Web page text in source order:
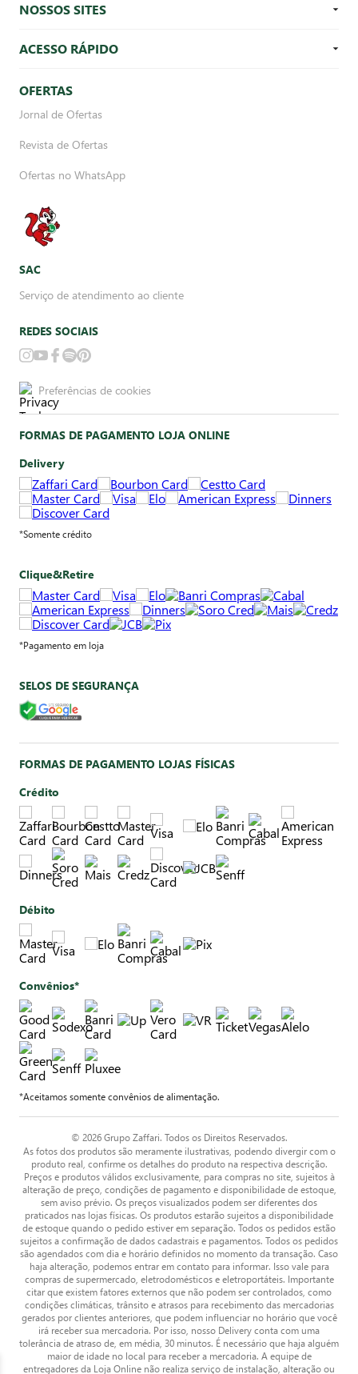
NOSSOS SITES
ACESSO RÁPIDO
OFERTAS
Jornal de Ofertas
Revista de Ofertas
Ofertas no WhatsApp
SAC
Serviço de atendimento ao cliente
REDES SOCIAIS
Preferências de cookies
FORMAS DE PAGAMENTO LOJA ONLINE
Delivery
*Somente crédito
Clique&Retire
*Pagamento em loja
SELOS DE SEGURANÇA
FORMAS DE PAGAMENTO LOJAS FÍSICAS
Crédito
Débito
Convênios*
*Aceitamos somente convênios de alimentação.
© 2026 Grupo Zaffari. Todos os Direitos Reservados.
As fotos dos produtos são meramente ilustrativas, podendo divergir com o
produto real, confirme os detalhes do produto na respectiva descrição.
Preços e produtos válidos exclusivamente, para compras no site, sujeitos à
alteração de preço, condições de pagamento e disponibilidade de estoque,
sem aviso prévio. Os preços visualizados podem ser diferentes dos
praticados nas lojas físicas. Os produtos estarão sujeitos a disponibilidade
de estoque quando o pedido estiver em separação. Todos os pedidos estão
sujeitos a confirmação de dados cadastrais e pagamentos. Todos os pedidos
são agendados com dia e horário definidos no momento da transação. Caso
haja alteração, podemos entrar em contato para informar. Isso vale para
compras de supermercado, eletrodomésticos e eletroportáteis. Importante
citar que existem fatores externos que não podem ser controlados, como
condições climáticas, trânsito e atrasos para recebimento das mercadorias
gerados por clientes anteriores, que podem influenciar no horário que você
irá receber sua mercadoria. Por isso, nosso Delivery conta com uma
tolerância de atraso de, em média, 30 minutos. É necessário que haja alguém
maior de idade no local para receber a mercadoria. A equipe de
entregadores da Loja Online não realiza serviço de instalação, alteração ou